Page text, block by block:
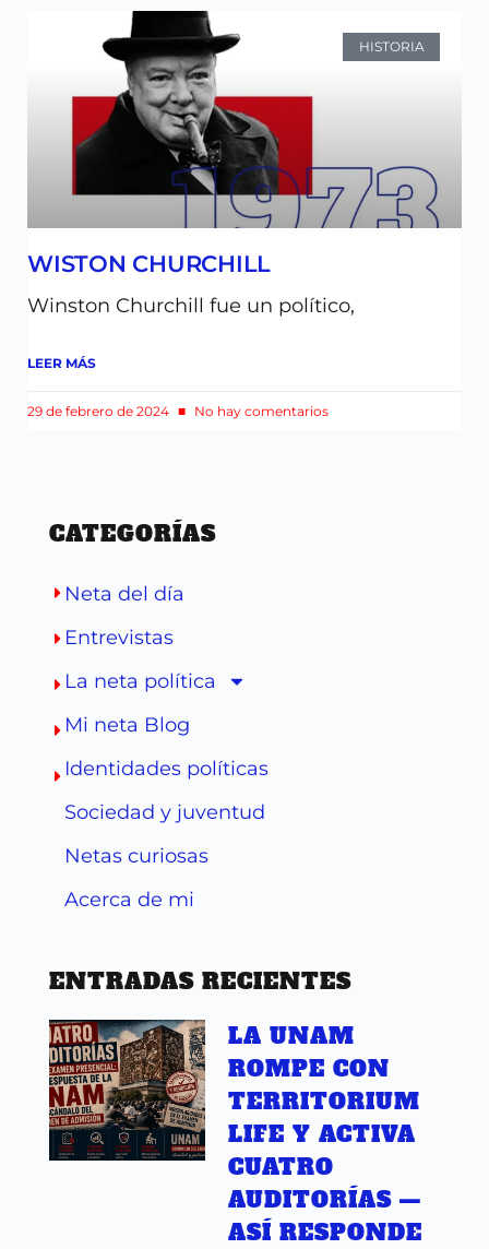
CATEGORÍAS
Neta del día
Entrevistas
La neta política
Mi neta Blog
Identidades políticas
Sociedad y juventud
Netas curiosas
Acerca de mi
ENTRADAS RECIENTES
LA UNAM
ROMPE CON
TERRITORIUM
LIFE Y ACTIVA
CUATRO
AUDITORÍAS —
ASÍ RESPONDE
HISTORIA
WISTON CHURCHILL
Winston Churchill fue un político,
LEER MÁS
29 de febrero de 2024 No hay comentarios